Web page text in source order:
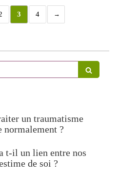
3 4
un traumatisme
normalement ?
t-il un lien entre nos
de soi ?